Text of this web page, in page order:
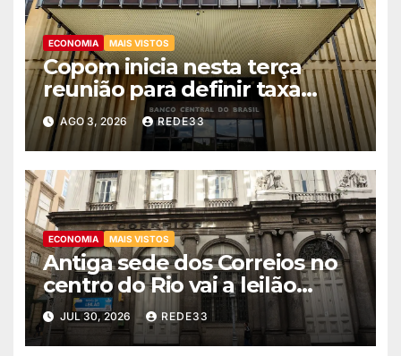
ECONOMIA MAIS VISTOS
Copom inicia nesta terça
reunião para definir taxa
básica de juros
AGO 3, 2026 REDE33
ECONOMIA MAIS VISTOS
Antiga sede dos Correios no
centro do Rio vai a leilão
nesta quinta
JUL 30, 2026 REDE33